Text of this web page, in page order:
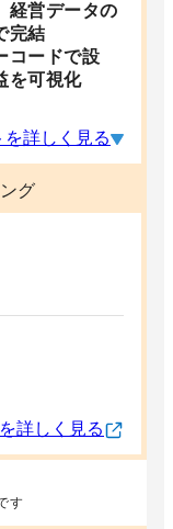
経営データの
完結
コードで設
を可視化
詳しく見る
グ
詳しく見る
す